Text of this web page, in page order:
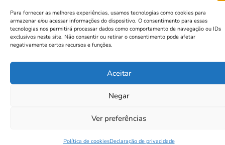
Para fornecer as melhores experiências, usamos tecnologias como cookies para
armazenar e/ou acessar informações do dispositivo. O consentimento para essas
tecnologias nos permitirá processar dados como comportamento de navegação ou IDs
exclusivos neste site. Não consentir ou retirar o consentimento pode afetar
negativamente certos recursos e funções.
Aceitar
Negar
Ver preferências
Política de cookiesDeclaração de privacidade
·Políticas de Privacidade